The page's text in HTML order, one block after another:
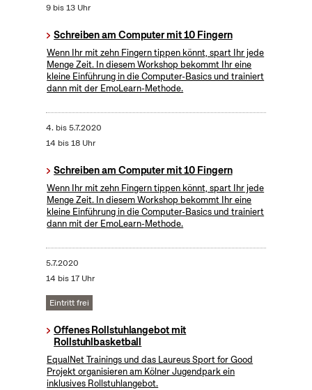
9 bis 13 Uhr
Schreiben am Computer mit 10 Fingern
Wenn Ihr mit zehn Fingern tippen könnt, spart Ihr jede
Menge Zeit. In diesem Workshop bekommt Ihr eine
kleine Einführung in die Computer-Basics und trainiert
dann mit der EmoLearn-Methode.
4. bis5.7.2020
14 bis 18 Uhr
Schreiben am Computer mit 10 Fingern
Wenn Ihr mit zehn Fingern tippen könnt, spart Ihr jede
Menge Zeit. In diesem Workshop bekommt Ihr eine
kleine Einführung in die Computer-Basics und trainiert
dann mit der EmoLearn-Methode.
5.7.2020
14 bis 17 Uhr
Eintritt frei
Offenes Rollstuhlangebot mit
Rollstuhlbasketball
EqualNet Trainings und das Laureus Sport for Good
Projekt organisieren am Kölner Jugendpark ein
inklusives Rollstuhlangebot.